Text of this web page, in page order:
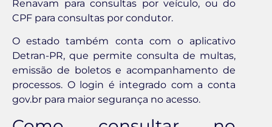
Renavam para consultas por veículo, ou do
CPF para consultas por condutor.
O estado também conta com o aplicativo
Detran-PR, que permite consulta de multas,
emissão de boletos e acompanhamento de
processos. O login é integrado com a conta
gov.br para maior segurança no acesso.